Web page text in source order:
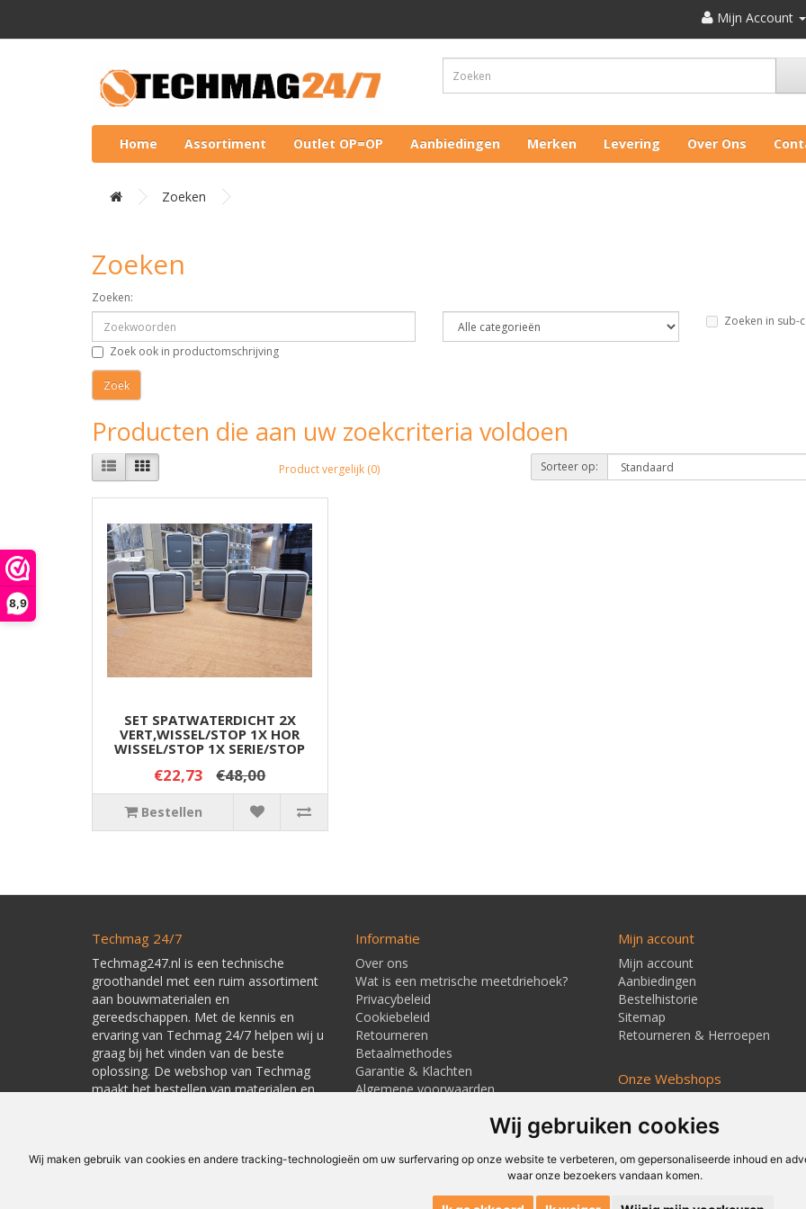
8,9
Wij gebruiken cookies
Wij maken gebruik van cookies en andere tracking-technologieën om uw surfervaring op onze website te verbeteren, om gepersonaliseerde inhoud en
waar onze bezoekers vandaan komen.
Mijn Account
Home Assortiment Outlet OP=OP Aanbiedingen Merken Levering Over Ons
Zoeken
Zoeken
Zoeken:
Zoeken in sub-
Zoek ook in productomschrijving
Producten die aan uw zoekcriteria voldoen
Product vergelijk (0) Sorteer op:
SET SPATWATERDICHT 2X
VERT,WISSEL/STOP 1X HOR
WISSEL/STOP 1X SERIE/STOP
€22,73 €48,00
Bestellen
Techmag 24/7
Techmag247.nl is een technische
groothandel met een ruim assortiment
aan bouwmaterialen en
gereedschappen. Met de kennis en
ervaring van Techmag 24/7 helpen wij u
graag bij het vinden van de beste
oplossing. De webshop van Techmag
maakt het bestellen van materialen en
Informatie
Over ons
Wat is een metrische meetdriehoek?
Privacybeleid
Cookiebeleid
Retourneren
Betaalmethodes
Garantie & Klachten
Algemene voorwaarden
Mijn account
Mijn account
Aanbiedingen
Bestelhistorie
Sitemap
Retourneren & Herroepen
Onze Webshops
Techmagshop.nl
DEvuurwerkhandel.nl
Vuurwerkstaffel.nl